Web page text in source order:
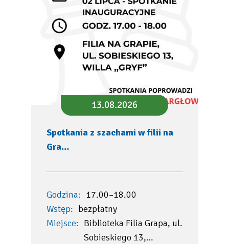
13.08.2026
Spotkania z szachami w filii na
Gra…
Godzina: 17.00–18.00
Wstęp: bezpłatny
Miejsce: Biblioteka Filia Grapa, ul.
Sobieskiego 13,…